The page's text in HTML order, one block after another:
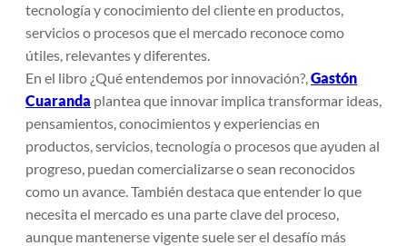
tecnología y conocimiento del cliente en productos,
servicios o procesos que el mercado reconoce como
útiles, relevantes y diferentes.
En el libro ¿Qué entendemos por innovación?,Gastón
Cuaranda plantea que innovar implica transformar ideas,
pensamientos, conocimientos y experiencias en
productos, servicios, tecnología o procesos que ayuden al
progreso, puedan comercializarse o sean reconocidos
como un avance. También destaca que entender lo que
necesita el mercado es una parte clave del proceso,
aunque mantenerse vigente suele ser el desafío más